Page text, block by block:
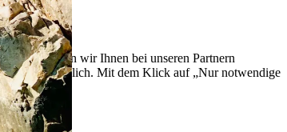
So können wir Ihnen bei unseren Partnern
jederzeit möglich. Mit dem Klick auf „Nur notwendige